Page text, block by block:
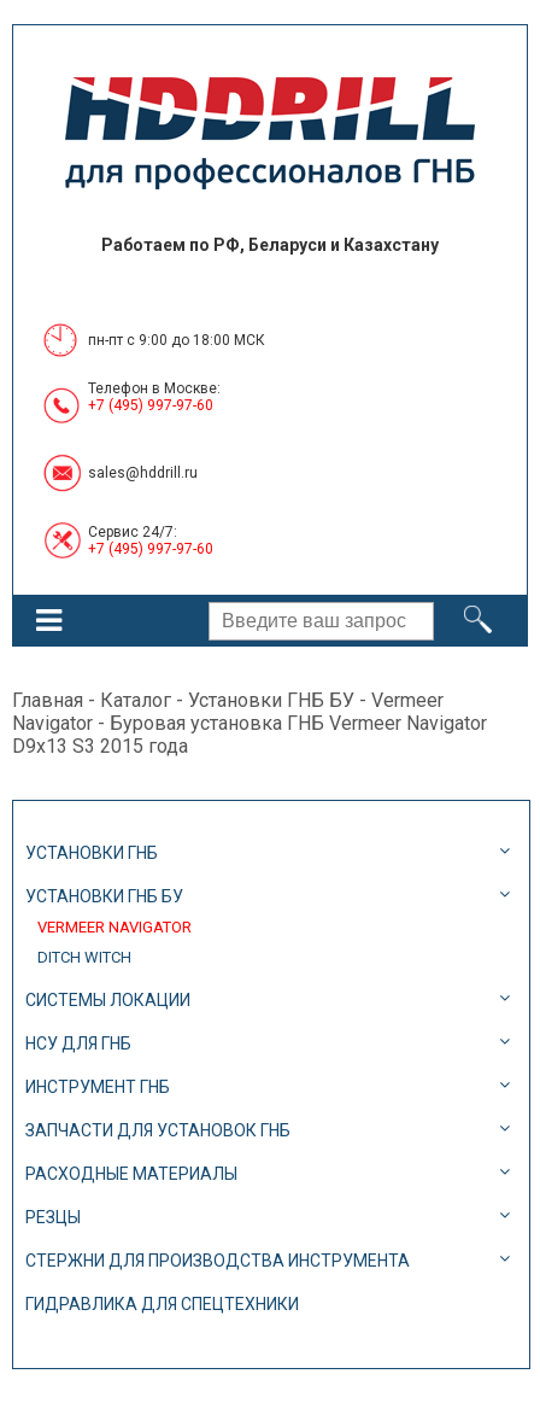
Работаем по РФ, Беларуси и Казахстану
пн-пт с 9:00 до 18:00 МСК
Телефон в Москве:
+7 (495) 997-97-60
sales@hddrill.ru
Сервис 24/7:
+7 (495) 997-97-60
Главная - Каталог - Установки ГНБ БУ - Vermeer
Navigator - Буровая установка ГНБ Vermeer Navigator
D9x13 S3 2015 года
УСТАНОВКИ ГНБ
УСТАНОВКИ ГНБ БУ
VERMEER NAVIGATOR
DITCH WITCH
СИСТЕМЫ ЛОКАЦИИ
НСУ ДЛЯ ГНБ
ИНСТРУМЕНТ ГНБ
ЗАПЧАСТИ ДЛЯ УСТАНОВОК ГНБ
РАСХОДНЫЕ МАТЕРИАЛЫ
РЕЗЦЫ
СТЕРЖНИ ДЛЯ ПРОИЗВОДСТВА ИНСТРУМЕНТА
ГИДРАВЛИКА ДЛЯ СПЕЦТЕХНИКИ